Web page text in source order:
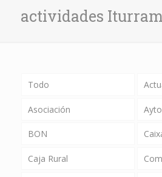
actividades
Todo
Asociación Ayto
BON
Caja Rural